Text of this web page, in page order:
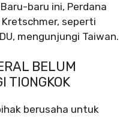
baru ini, Perdana
seperti
mengunjungi Taiwan.
BELUM
TIONGKOK
berusaha untuk